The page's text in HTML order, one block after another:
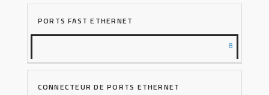
PORTS FAST ETHERNET
8
CONNECTEUR DE PORTS ETHERNET